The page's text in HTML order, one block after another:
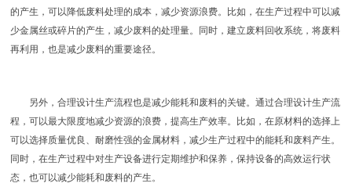
的产生，可以降低废料处理的成本，减少资源浪费。比如，在生产过程中可以减
少金属丝或碎片的产生，减少废料的处理量。同时，建立废料回收系统，将废料
再利用，也是减少废料的重要途径。
另外，合理设计生产流程也是减少能耗和废料的关键。通过合理设计生产流
程，可以最大限度地减少资源的浪费，提高生产效率。比如，在原材料的选择上
可以选择质量优良、耐磨性强的金属材料，减少生产过程中的能耗和废料产生。
同时，在生产过程中对生产设备进行定期维护和保养，保持设备的高效运行状
态，也可以减少能耗和废料的产生。